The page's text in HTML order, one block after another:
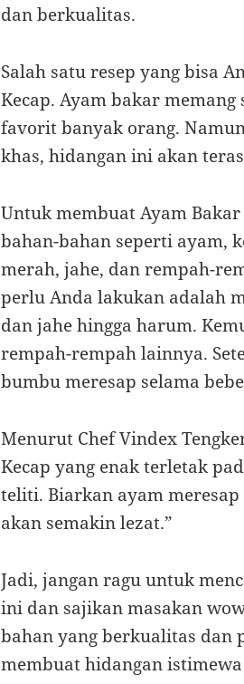
dan berkualitas.
Salah satu resep yang bisa
Kecap. Ayam bakar
favorit banyak orang.
khas, hidangan ini akan
Untuk membuat Ayam
bahan-bahan seperti ayam,
merah, jahe, dan rempah-
perlu Anda lakukan adalah
dan jahe hingga harum.
rempah-rempah lainnya.
bumbu meresap selama
Menurut Chef Vindex
Kecap yang enak terletak
teliti. Biarkan ayam
akan semakin lezat.”
Jadi, jangan ragu untuk
ini dan sajikan masakan
bahan yang berkualitas dan
membuat hidangan